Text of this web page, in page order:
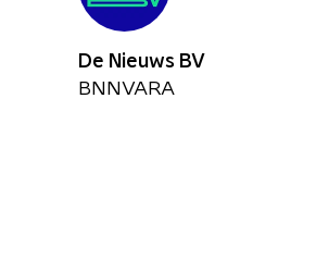
De Nieuws BV
BNNVARA